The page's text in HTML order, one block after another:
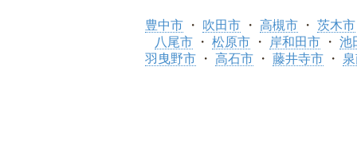
豊中市 吹田市 高槻市
茨木市
八尾市
松原市 岸和田市
池
羽曳野市
高石市 藤井寺市